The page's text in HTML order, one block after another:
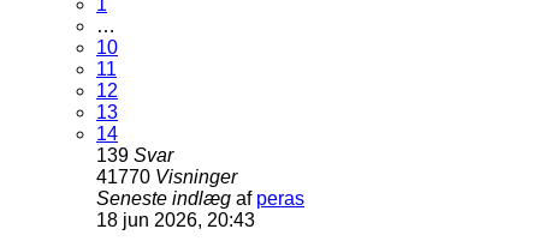
…
10
11
12
13
14
139 Svar
41770 Visninger
Seneste indlæg af peras
18 jun 2026, 20:43